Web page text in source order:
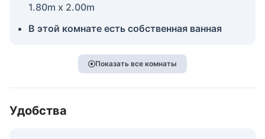
1.80m x 2.00m
В этой комнате есть собственная ванная
Показать все комнаты
Удобства